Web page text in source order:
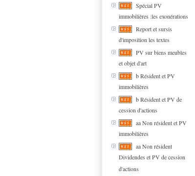
Spécial PV
immobilières :les exonérations
Report et sursis
d'imposition les textes
PV sur biens meubles
et objet d'art
b Résident et PV
immobilières
b Résident et PV de
cession d'actions
aa Non résident et PV
immobilières
aa Non résident
Dividendes et PV de cession
d'actions